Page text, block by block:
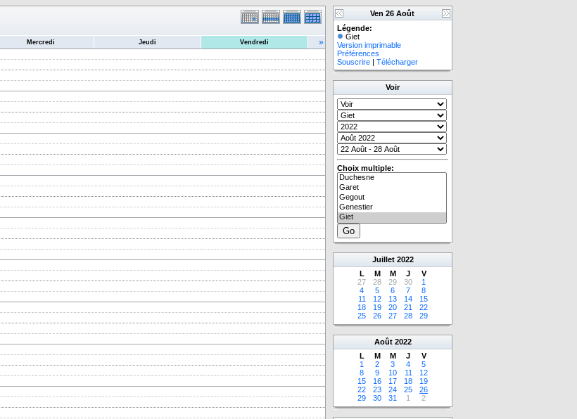
Mercredi Jeudi Vendredi »
Ven 26 Août
Légende:
Giet
Version imprimable
Préférences
Souscrire | Télécharger
Voir
Choix multiple:
Juillet 2022
L
M M J
V
27
28 29 30
1
4
5 6 7
8
11
12 13 14
15
18
19 20 21
22
25
26 27 28 29
Août 2022
L
M M J
V
1
2 3 4
5
8
9 10 11
12
15
16 17 18
19
22
23 24 25
26
29
30 31 1 2